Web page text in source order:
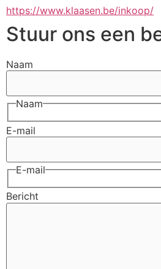
https://www.klaasen.be/inkoop/
Stuur ons een
Naam
Naam
E-mail
E-mail
Bericht